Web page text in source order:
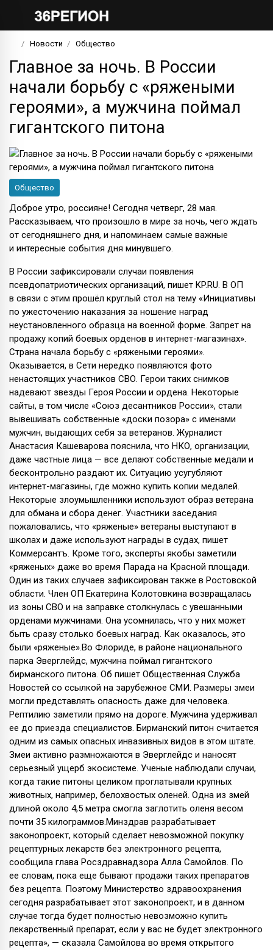
Новости Общество
Главное за ночь. В России
начали борьбу с «ряжеными
героями», а мужчина поймал
гигантского питона
Общество
Доброе утро, россияне! Сегодня четверг, 28 мая.
Рассказываем, что произошло в мире за ночь, чего ждать
от сегодняшнего дня, и напоминаем самые важные
и интересные события дня минувшего.
В России зафиксировали случаи появления
псевдопатриотических организаций, пишет KP.RU. В ОП
в связи с этим прошёл круглый стол на тему «Инициативы
по ужесточению наказания за ношение наград
неустановленного образца на военной форме. Запрет на
продажу копий боевых орденов в интернет-магазинах».
Страна начала борьбу с «ряжеными героями».
Оказывается, в Сети нередко появляются фото
ненастоящих участников СВО. Герои таких снимков
надевают звезды Героя России и ордена. Некоторые
сайты, в том числе «Союз десантников России», стали
вывешивать собственные «доски позора» с именами
мужчин, выдающих себя за ветеранов. Журналист
Анастасия Кашеварова пояснила, что НКО, организации,
даже частные лица — все делают собственные медали и
бесконтрольно раздают их. Ситуацию усугубляют
интернет-магазины, где можно купить копии медалей.
Некоторые злоумышленники используют образ ветерана
для обмана и сбора денег. Участники заседания
пожаловались, что «ряженые» ветераны выступают в
школах и даже используют награды в судах, пишет
Коммерсантъ. Кроме того, эксперты якобы заметили
«ряженых» даже во время Парада на Красной площади.
Один из таких случаев зафиксирован также в Ростовской
области. Член ОП Екатерина Колотовкина возвращалась
из зоны СВО и на заправке столкнулась с увешанными
орденами мужчинами. Она усомнилась, что у них может
быть сразу столько боевых наград. Как оказалось, это
были «ряженые».Во Флориде, в районе национального
парка Эверглейдс, мужчина поймал гигантского
бирманского питона. Об пишет Общественная Служба
Новостей со ссылкой на зарубежное СМИ. Размеры змеи
могли представлять опасность даже для человека.
Рептилию заметили прямо на дороге. Мужчина удерживал
ее до приезда специалистов. Бирманский питон считается
одним из самых опасных инвазивных видов в этом штате.
Змеи активно размножаются в Эверглейдс и наносят
серьезный ущерб экосистеме. Ученые наблюдали случаи,
когда такие питоны целиком проглатывали крупных
животных, например, белохвостых оленей. Одна из змей
длиной около 4,5 метра смогла заглотить оленя весом
почти 35 килограммов.Минздрав разрабатывает
законопроект, который сделает невозможной покупку
рецептурных лекарств без электронного рецепта,
сообщила глава Росздравнадзора Алла Самойлов. По
ее словам, пока еще бывают продажи таких препаратов
без рецепта. Поэтому Министерство здравоохранения
сегодня разрабатывает этот законопроект, и в данном
случае тогда будет полностью невозможно купить
лекарственный препарат, если у вас не будет электронного
рецепта», — сказала Самойлова во время открытого